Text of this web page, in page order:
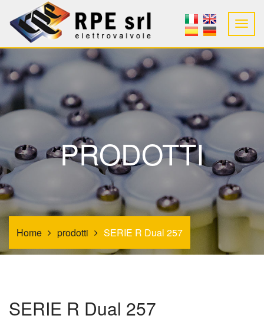
PRODOTTI
Home prodotti SERIE R Dual 257
SERIE R Dual 257